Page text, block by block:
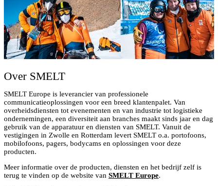
Over SMELT
SMELT Europe is leverancier van professionele
communicatieoplossingen voor een breed klantenpalet. Van
overheidsdiensten tot evenementen en van industrie tot logistieke
ondernemingen, een diversiteit aan branches maakt sinds jaar en dag
gebruik van de apparatuur en diensten van SMELT. Vanuit de
vestigingen in Zwolle en Rotterdam levert SMELT o.a. portofoons,
mobilofoons, pagers, bodycams en oplossingen voor deze
producten.
Meer informatie over de producten, diensten en het bedrijf zelf is
terug te vinden op de website van SMELT Europe.